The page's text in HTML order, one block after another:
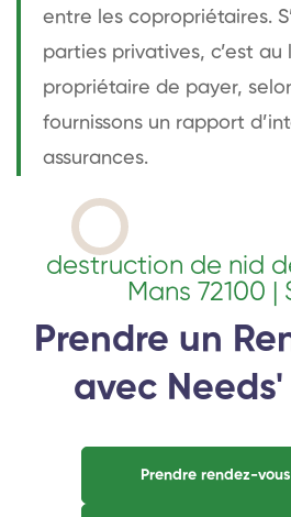
entre les copropriétaires.
parties privatives, c’est
propriétaire de payer,
fournissons un rapport
assurances.
destruction de nid
Mans 72100 |
Prendre un
avec
Prendre rendez-